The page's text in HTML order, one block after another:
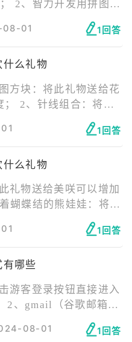
2、智力开发用拼图方
以增加60点好感度；
果冻，将此礼物送给优
。
01 1回答
什么礼物
方块：将此礼物送给花
； 2、针线组合：将此
点好感度。 千禧年
的特工。 她的代号
火力在后方进行支援。
咄咄逼人，但其实在
茜的暴走而苦恼。 “谨
1回答
什么礼物
礼物送给美咲可以增加
蝴蝶结的熊娃娃：将此
点好感度。 寡言冷淡
。 不论对他人还是自
做出一些自暴自弃的
厚厚的绷带，像是要
1回答
有哪些
游客登录按钮直接进入
2、gmail（谷歌邮箱）
邮箱）登录。 4、用
账号登录。
08-01 1回答